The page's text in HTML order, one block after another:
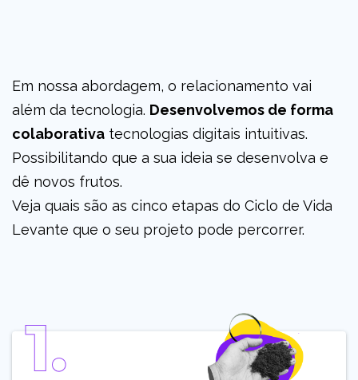
Em nossa abordagem, o relacionamento vai
além da tecnologia. Desenvolvemos de forma
colaborativa tecnologias digitais intuitivas.
Possibilitando que a sua ideia se desenvolva e
dê novos frutos.
Veja quais são as cinco etapas do Ciclo de Vida
Levante que o seu projeto pode percorrer.